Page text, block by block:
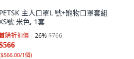
PETSK 主人口罩L 號+寵物口罩套組
號 米色, 1套
購折扣價 26%$766
$566.00/1個)